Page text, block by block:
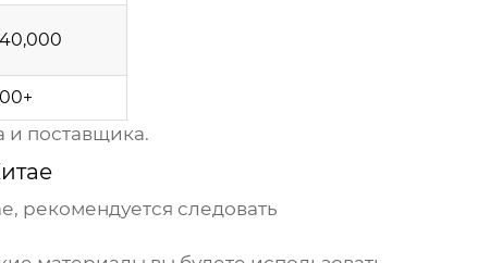
и поставщика.
, рекомендуется следовать